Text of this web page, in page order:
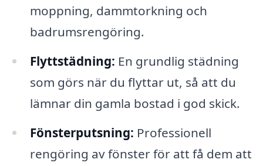
moppning, dammtorkning och
badrumsrengöring.
Flyttstädning: En grundlig städning
som görs när du flyttar ut, så att du
lämnar din gamla bostad i god skick.
Fönsterputsning: Professionell
rengöring av fönster för att få dem att